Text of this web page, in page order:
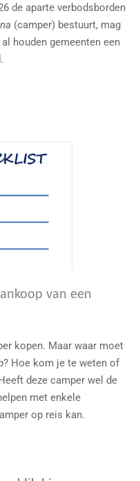
de aparte verbodsborden
(camper) bestuurt, mag
houden gemeenten een
van een
kopen. Maar waar moet
Hoe kom je te weten of
deze camper wel de
met enkele
op reis kan.